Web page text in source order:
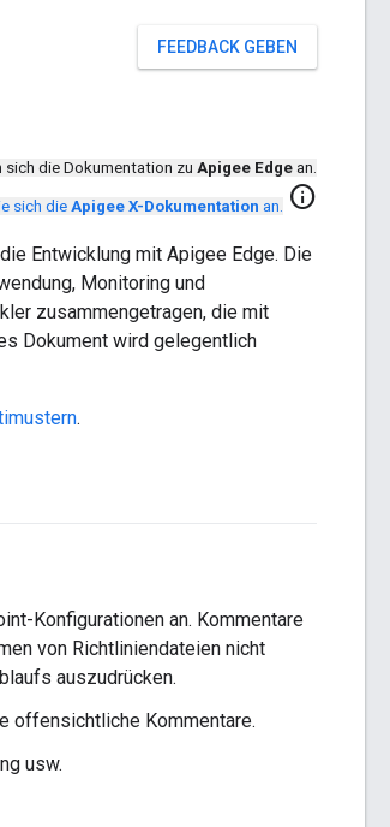
FEEDBACK GEBEN
sich die Dokumentation zu Apigee Edge an.
sich dieApigee X-Dokumentation an. info
Entwicklung mit Apigee Edge. Die
Monitoring und
zusammengetragen, die mit
Dokument wird gelegentlich
.
Konfigurationen an. Kommentare
von Richtliniendateien nicht
auszudrücken.
offensichtliche Kommentare.
usw.